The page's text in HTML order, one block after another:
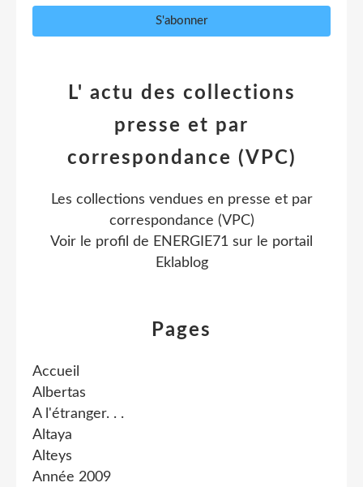
Pages
Accueil
Albertas
A l'étranger. . .
Altaya
Alteys
Année 2009
L' actu des collections
presse et par
correspondance (VPC)
Les collections vendues en presse et par
correspondance (VPC)
Voir le profil de ENERGIE71 sur le portail
Eklablog